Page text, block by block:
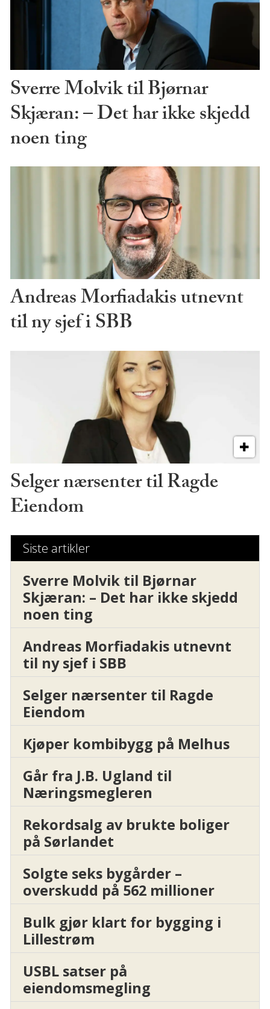
Sverre Molvik til Bjørnar
Skjæran: – Det har ikke skjedd
noen ting
Andreas Morfiadakis utnevnt
til ny sjef i SBB
Selger nærsenter til Ragde
Eiendom
Siste artikler
Sverre Molvik til Bjørnar
Skjæran: – Det har ikke skjedd
noen ting
Andreas Morfiadakis utnevnt
til ny sjef i SBB
Selger nærsenter til Ragde
Eiendom
Kjøper kombibygg på Melhus
Går fra J.B. Ugland til
Næringsmegleren
Rekordsalg av brukte boliger
på Sørlandet
Solgte seks bygårder –
overskudd på 562 millioner
Bulk gjør klart for bygging i
Lillestrøm
USBL satser på
eiendomsmegling